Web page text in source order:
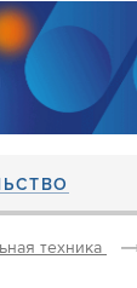
техника